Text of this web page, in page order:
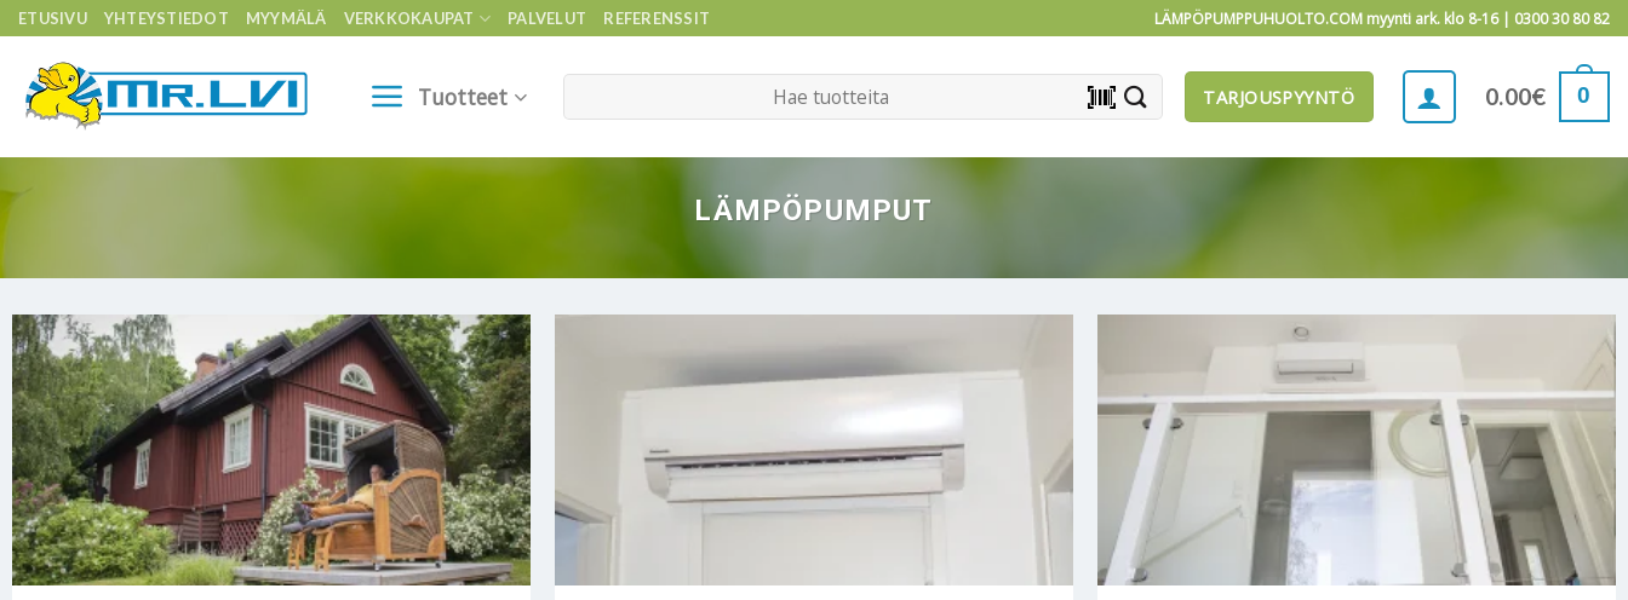
Skip
to
content
ETUSIVU YHTEYSTIEDOT MYYMÄLÄ VERKKOKAUPAT PALVELUT REFERENSSIT LÄMPÖPUMPPUHUOLTO.COM myynti ark. klo 8-16 | 0300 30 80 82
Tuotteet barcode_scanner TARJOUSPYYNTÖ 0.00€ 0
LÄMPÖPUMPUT